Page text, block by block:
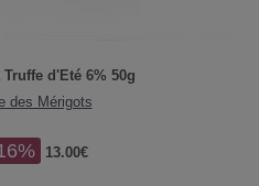
d'Eté 6% 50g
des Mérigots
13.00€